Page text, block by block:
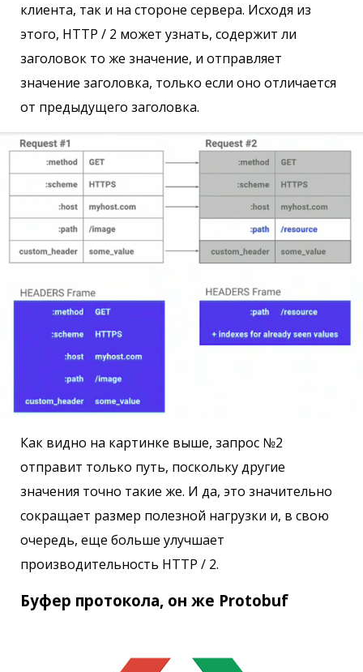
клиента, так и на стороне сервера. Исходя из
этого, HTTP / 2 может узнать, содержит ли
заголовок то же значение, и отправляет
значение заголовка, только если оно отличается
от предыдущего заголовка.
Как видно на картинке выше, запрос №2
отправит только путь, поскольку другие
значения точно такие же. И да, это значительно
сокращает размер полезной нагрузки и, в свою
очередь, еще больше улучшает
производительность HTTP / 2.
Буфер протокола, он же Protobuf